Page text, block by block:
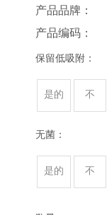
产品品牌：
产品编码：
保留低吸附：
是的 不
无菌：
是的 不